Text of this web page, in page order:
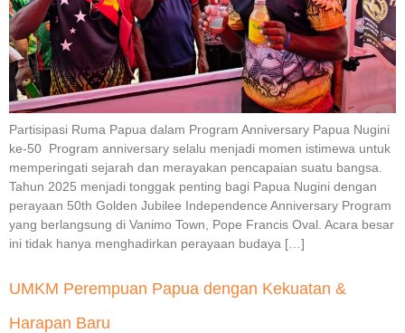
Partisipasi Ruma Papua dalam Program Anniversary Papua Nugini
ke-50 Program anniversary selalu menjadi momen istimewa untuk
memperingati sejarah dan merayakan pencapaian suatu bangsa.
Tahun 2025 menjadi tonggak penting bagi Papua Nugini dengan
perayaan 50th Golden Jubilee Independence Anniversary Program
yang berlangsung di Vanimo Town, Pope Francis Oval. Acara besar
ini tidak hanya menghadirkan perayaan budaya […]
UMKM Perempuan Papua dengan Kekuatan &
Harapan Baru